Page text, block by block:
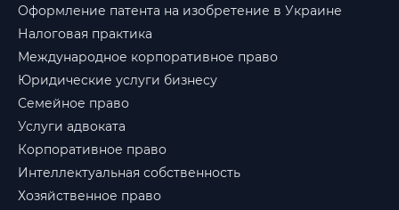
Оформление патента на изобретение в Украине
Налоговая практика
Международное корпоративное право
Юридические услуги бизнесу
Семейное право
Услуги адвоката
Корпоративное право
Интеллектуальная собственность
Хозяйственное право